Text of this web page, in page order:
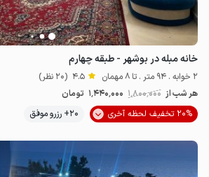
خانه مبله در بوشهر - طبقه چهارم
2 خوابه . 94 متر . تا 8 مهمان 4.5 (20 نظر)
هر شب از 1٬800٬000 1٬440٬000 تومان
20% تخفیف لحظه آخری
20+ رزرو موفق